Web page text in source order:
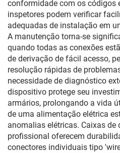
conformidade com os códigos
inspetores podem verificar
adequadas de instalação em
A manutenção torna-se
quando todas as conexões
de derivação de fácil acesso,
resolução rápidas de
necessidade de diagnóstico
dispositivo protege seu
armários, prolongando a vida
de uma alimentação elétrica
anomalias elétricas. Caixas de
profissional oferecem
conectores individuais tipo